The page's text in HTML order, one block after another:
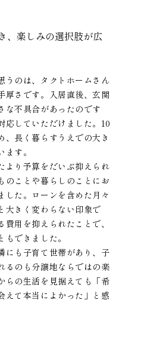
、楽しみの選択肢が広
うのは、タクトホームさん
厚さです。入居直後、玄関
な不具合があったのです
応していただけました。10
、長く暮らすうえでの大き
す。
より予算をだいぶ抑えられ
のことや暮らしのことにお
した。ローンを含めた月々
大きく変わらない印象で
用を抑えられたことで、
できました。
にも子育て世帯があり、子
るのも分譲地ならではの楽
らの生活を見据えても「希
えて本当によかった」と感